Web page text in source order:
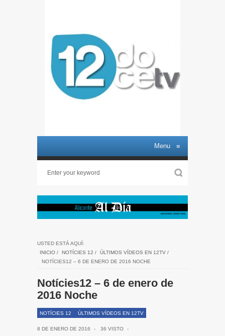
Menu ≡
USTED ESTÁ AQUÍ:
INICIO / NOTÍCIES 12 / ÚLTIMOS VÍDEOS EN 12TV /
NOTÍCIES12 – 6 DE ENERO DE 2016 NOCHE
Notícies12 – 6 de enero de
2016 Noche
NOTÍCIES 12 ÚLTIMOS VÍDEOS EN 12TV
8 DE ENERO DE 2016 - 36 VISTO
-